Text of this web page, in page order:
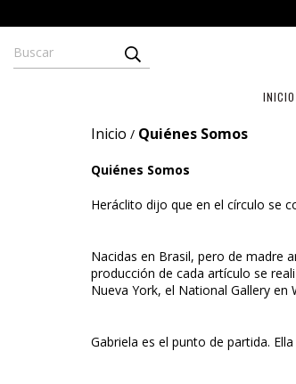
INICIO
Inicio / Quiénes Somos
Quiénes Somos
Heráclito dijo que en el círculo se
Nacidas en Brasil, pero de madre
producción de cada artículo se
Nueva York, el National Gallery en
Gabriela es el punto de partida.